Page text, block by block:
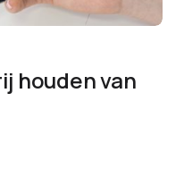
houden van